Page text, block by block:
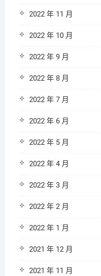
2022 年 11 月
2022 年 10 月
2022 年 9 月
2022 年 8 月
2022 年 7 月
2022 年 6 月
2022 年 5 月
2022 年 4 月
2022 年 3 月
2022 年 2 月
2022 年 1 月
2021 年 12 月
2021 年 11 月